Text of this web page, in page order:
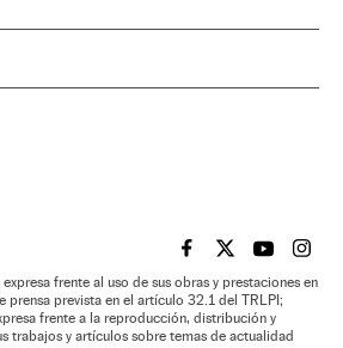
EL PAÍS BRASIL EN
EL PAÍSEL PAÍS
EL
frente al uso de sus obras y prestaciones en
prensa prevista en el artículo 32.1 del TRLPI;
frente a la reproducción, distribución y
trabajos y artículos sobre temas de actualidad